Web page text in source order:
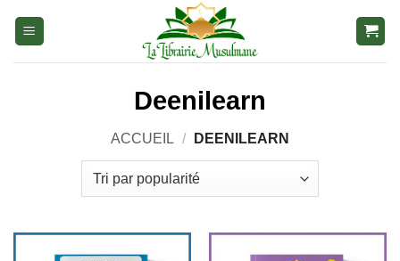
Deenilearn
ACCUEIL / DEENILEARN